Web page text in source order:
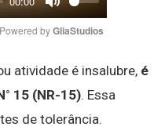
Mute
Powered by GliaStudios
atividade é insalubre, é
15 (NR-15). Essa
de tolerância.